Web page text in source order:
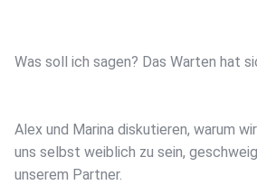
Was soll ich sagen? Das Warten hat
Alex und Marina diskutieren, warum
uns selbst weiblich zu sein,
unserem Partner.